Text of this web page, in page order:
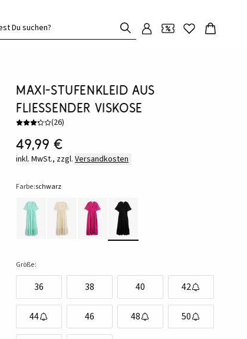
Du suchen?
Maxi-Stufenkleid aus
fließender Viskose
(26)
49,99 €
inkl. MwSt., zzgl. Versandkosten
Farbe:schwarz
Größe:
36 38 40 42
44 46 48 50